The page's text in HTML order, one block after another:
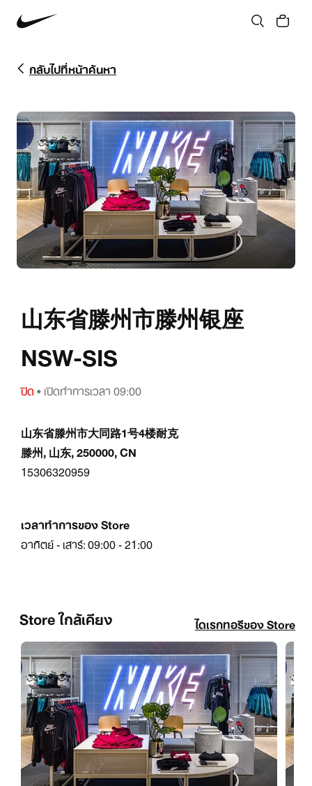
กลับไปที่หน้าค้นหา
山东省滕州市滕州银座
NSW-SIS
ปิด• เปิดทำการเวลา 09:00
山东省滕州市大同路1号4楼耐克
滕州, 山东, 250000, CN
15306320959
เวลาทำการของ Store
อาทิตย์ - เสาร์: 09:00 - 21:00
Store ใกล้เคียง ไดเรกทอรีของ Store